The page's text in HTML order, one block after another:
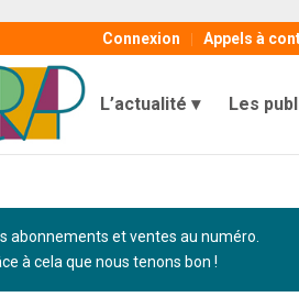
Connexion Appels à
L’actualité Les
abonnements et ventes au numéro.
à cela que nous tenons bon !